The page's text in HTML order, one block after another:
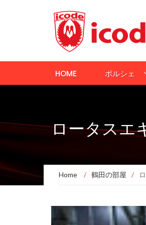
HOME ポルシェ
ロータスエ
Home / 鶴田の部屋 /